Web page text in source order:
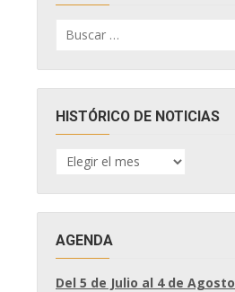
por:
HISTÓRICO DE NOTICIAS
HISTÓRICO
DE
AGENDA
Del 5 de Julio al 4 de Agosto